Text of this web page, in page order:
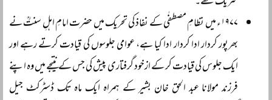
۱۹۷۷ء میں نظامِ مصطفٰی کے نفاذ کی تحریک میں حضرت امامِ اہلِ سنتؒ نے
بھرپور کردار ادا کردار ادا کیا ہے، عوامی جلوسوں کی قیادت کرتے رہے اور
ایک جلوس کی قیادت کر کے ازخود گرفتاری پیش کی جس کے نتیجے میں وہ اپنے
فرزند مولانا عبد الحق خان بشیر کے ہمراہ ایک ماہ تک ڈسٹرکٹ جیل